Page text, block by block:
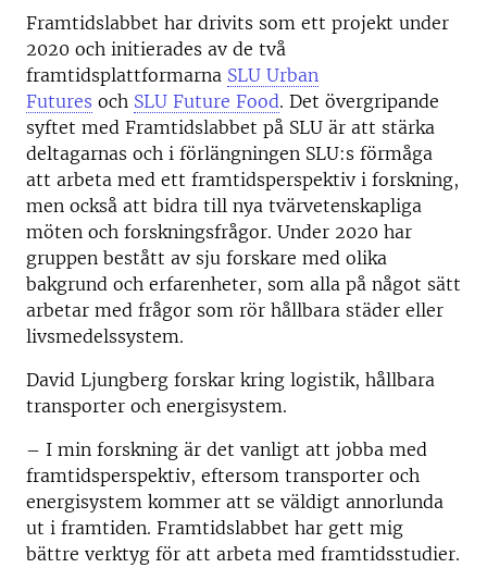
Framtidslabbet har drivits som ett projekt under
2020 och initierades av de två
framtidsplattformarna SLU Urban
Futures och SLU Future Food. Det övergripande
syftet med Framtidslabbet på SLU är att stärka
deltagarnas och i förlängningen SLU:s förmåga
att arbeta med ett framtidsperspektiv i forskning,
men också att bidra till nya tvärvetenskapliga
möten och forskningsfrågor. Under 2020 har
gruppen bestått av sju forskare med olika
bakgrund och erfarenheter, som alla på något sätt
arbetar med frågor som rör hållbara städer eller
livsmedelssystem.
David Ljungberg forskar kring logistik, hållbara
transporter och energisystem.
– I min forskning är det vanligt att jobba med
framtidsperspektiv, eftersom transporter och
energisystem kommer att se väldigt annorlunda
ut i framtiden. Framtidslabbet har gett mig
bättre verktyg för att arbeta med framtidsstudier.